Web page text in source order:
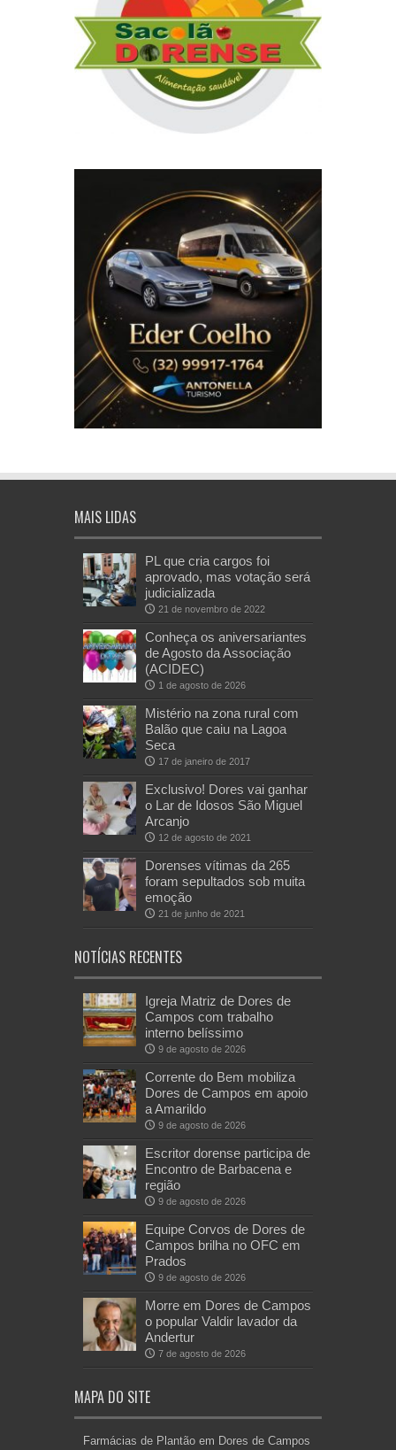
MAIS LIDAS
PL que cria cargos foi
aprovado, mas votação será
judicializada
21 de novembro de 2022
Conheça os aniversariantes
de Agosto da Associação
(ACIDEC)
1 de agosto de 2026
Mistério na zona rural com
Balão que caiu na Lagoa
Seca
17 de janeiro de 2017
Exclusivo! Dores vai ganhar
o Lar de Idosos São Miguel
Arcanjo
12 de agosto de 2021
Dorenses vítimas da 265
foram sepultados sob muita
emoção
21 de junho de 2021
NOTÍCIAS RECENTES
Igreja Matriz de Dores de
Campos com trabalho
interno belíssimo
9 de agosto de 2026
Corrente do Bem mobiliza
Dores de Campos em apoio
a Amarildo
9 de agosto de 2026
Escritor dorense participa de
Encontro de Barbacena e
região
9 de agosto de 2026
Equipe Corvos de Dores de
Campos brilha no OFC em
Prados
9 de agosto de 2026
Morre em Dores de Campos
o popular Valdir lavador da
Andertur
7 de agosto de 2026
MAPA DO SITE
Farmácias de Plantão em Dores de Campos